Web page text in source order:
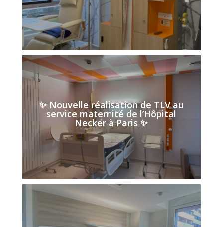
✨ Nouvelle réalisation de TLV au
service maternité de l’Hôpital
Necker à Paris ✨